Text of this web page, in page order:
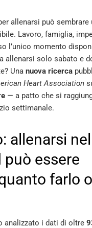
allenarsi può sembrare
Lavoro, famiglia,
l’unico momento
allenarsi solo sabato e
Una nuova ricerca
Heart Association
— a patto che si
settimanale.
allenarsi nel
può essere
farlo
analizzato i dati di oltre